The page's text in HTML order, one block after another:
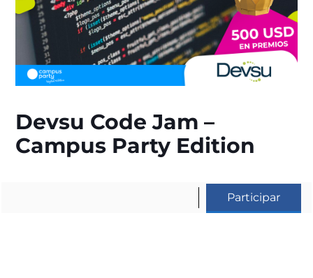
Devsu Code Jam –
Campus Party Edition
Participar